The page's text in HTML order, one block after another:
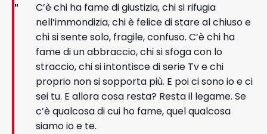
C’è chi ha fame di giustizia, chi si rifugia
nell’immondizia, chi è felice di stare al chiuso e
chi si sente solo, fragile, confuso. C’è chi ha
fame di un abbraccio, chi si sfoga con lo
straccio, chi si intontisce di serie Tv e chi
proprio non si sopporta più. E poi ci sono io e ci
sei tu. E allora cosa resta? Resta il legame. Se
c’è qualcosa di cui ho fame, quel qualcosa
siamo io e te.